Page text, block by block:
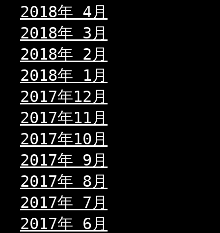
2018年 4月
2018年 3月
2018年 2月
2018年 1月
2017年12月
2017年11月
2017年10月
2017年 9月
2017年 8月
2017年 7月
2017年 6月